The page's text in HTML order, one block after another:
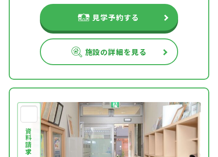
見学予約する
施設の詳細を見る
資料請求する